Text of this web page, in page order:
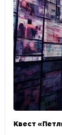
Квест